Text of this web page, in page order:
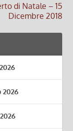
di Natale – 15
Dicembre 2018
2026